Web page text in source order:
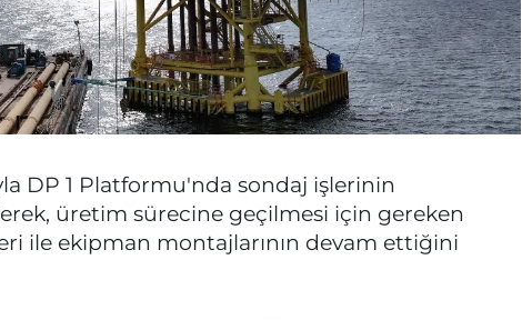
DP 1 Platformu'nda sondaj işlerinin
üretim sürecine geçilmesi için gereken
ile ekipman montajlarının devam ettiğini